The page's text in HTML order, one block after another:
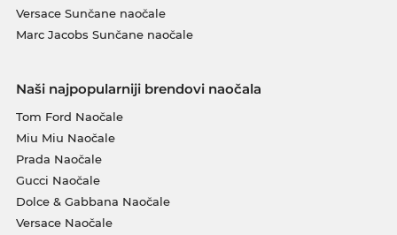
Versace Sunčane naočale
Marc Jacobs Sunčane naočale
Naši najpopularniji brendovi naočala
Tom Ford Naočale
Miu Miu Naočale
Prada Naočale
Gucci Naočale
Dolce & Gabbana Naočale
Versace Naočale